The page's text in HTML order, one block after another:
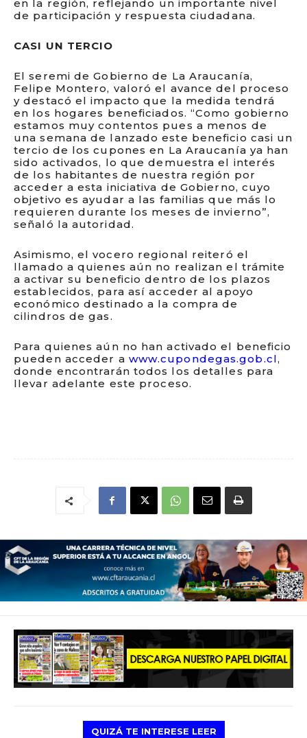
en la región, reflejando un importante nivel
de participación y respuesta ciudadana.
CASI UN TERCIO
El seremi de Gobierno de La Araucanía,
Felipe Montero, valoró el avance del proceso
y destacó el impacto que la medida tendrá
en los hogares beneficiados. “Como gobierno
estamos muy contentos pues a menos de
una semana de lanzado este beneficio casi un
tercio de los cupones en La Araucanía ya han
sido activados, lo que demuestra el interés
de los habitantes de nuestra región por
acceder a esta iniciativa de Gobierno, cuyo
objetivo es ayudar a las familias que más lo
requieren durante los meses de invierno”,
señaló la autoridad.
Asimismo, el vocero regional reiteró el
llamado a quienes aún no realizan el trámite
a activar su beneficio dentro de los plazos
establecidos, para así acceder al apoyo
económico destinado a la compra de
cilindros de gas.
Para quienes aún no han activado el beneficio
pueden acceder a www.cupondegas.gob.cl,
donde encontrarán todos los detalles para
llevar adelante este proceso.
QUIZÁ TE INTERESE LEER